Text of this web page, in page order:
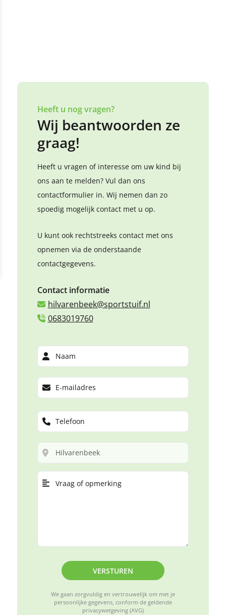
Heeft u nog vragen?
Wij beantwoorden ze
graag!
Heeft u vragen of interesse om uw kind bij
ons aan te melden? Vul dan ons
contactformulier in. Wij nemen dan zo
spoedig mogelijk contact met u op.
U kunt ook rechtstreeks contact met ons
opnemen via de onderstaande
contactgegevens.
Contact informatie
hilvarenbeek@sportstuif.nl
0683019760
VERSTUREN
We gaan zorgvuldig en vertrouwelijk om met je
persoonlijke gegevens, conform de geldende
privacywetgeving (AVG)